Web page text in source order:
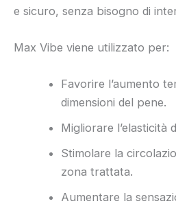
e sicuro, senza bisogno di
Max Vibe viene utilizzato per:
Favorire l’aumento
dimensioni del pene.
Migliorare l’elasticità
Stimolare la
zona trattata.
Aumentare la